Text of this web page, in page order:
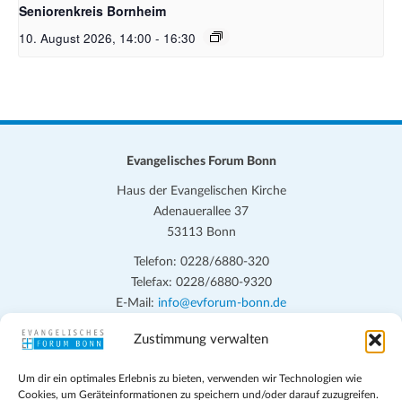
Zustimmung verwalten
Um dir ein optimales Erlebnis zu bieten, verwenden wir Technologien wie
Cookies, um Geräteinformationen zu speichern und/oder darauf zuzugreifen.
Seniorenkreis Bornheim
10. August 2026, 14:00 - 16:30
Evangelisches Forum Bonn
Haus der Evangelischen Kirche
Adenauerallee 37
53113 Bonn
Telefon: 0228/6880-320
Telefax: 0228/6880-9320
E-Mail: info@evforum-bonn.de
Das Evangelische Forum Bonn will in seinen zentralen
persönlichen, beruflichen, kirchlichen und öffentlichen Lebens